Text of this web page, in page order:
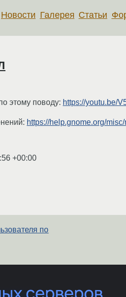
Новости Галерея Статьи
этому поводу: https://youtu.be/
https://help.gnome.org/
+00:00
по